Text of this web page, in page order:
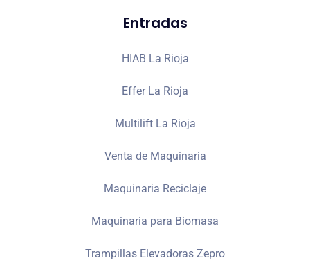
Entradas
HIAB La Rioja
Effer La Rioja
Multilift La Rioja
Venta de Maquinaria
Maquinaria Reciclaje
Maquinaria para Biomasa
Trampillas Elevadoras Zepro